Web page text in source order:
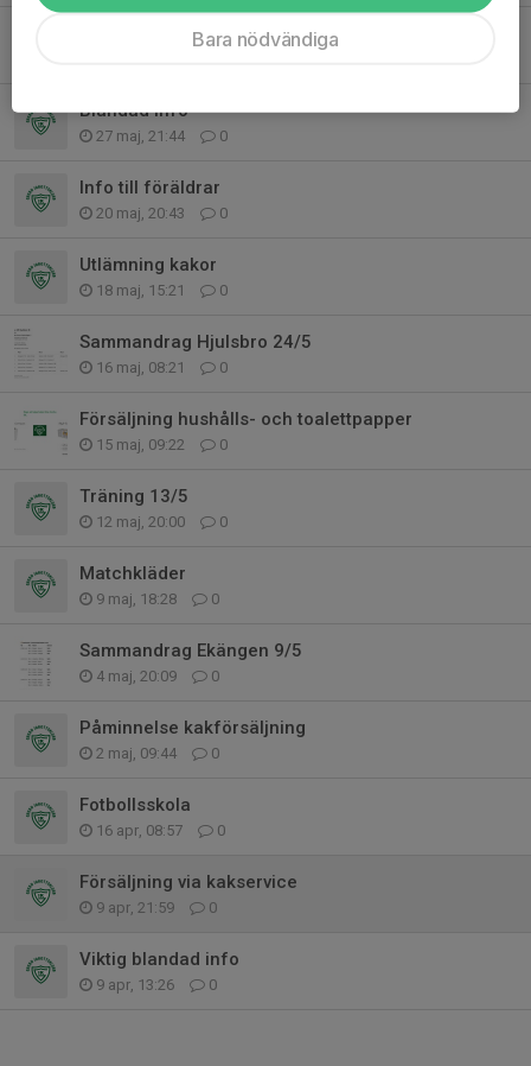
Vikingacupen
Blandad info
27 maj, 21:44 0
Info till föräldrar
20 maj, 20:43 0
Utlämning kakor
18 maj, 15:21 0
Sammandrag Hjulsbro 24/5
16 maj, 08:21 0
Försäljning hushålls- och toalettpapper
15 maj, 09:22 0
Träning 13/5
12 maj, 20:00 0
Matchkläder
9 maj, 18:28 0
Sammandrag Ekängen 9/5
4 maj, 20:09 0
Påminnelse kakförsäljning
2 maj, 09:44 0
Fotbollsskola
16 apr, 08:57 0
Försäljning via kakservice
9 apr, 21:59 0
Viktig blandad info
9 apr, 13:26 0
Bara nödvändiga